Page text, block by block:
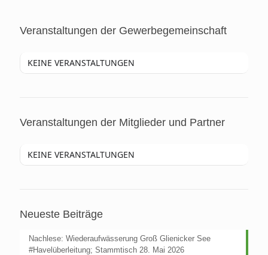
Veranstaltungen der Gewerbegemeinschaft
KEINE VERANSTALTUNGEN
Veranstaltungen der Mitglieder und Partner
KEINE VERANSTALTUNGEN
Neueste Beiträge
Nachlese: Wiederaufwässerung Groß Glienicker See
#Havelüberleitung; Stammtisch 28. Mai 2026